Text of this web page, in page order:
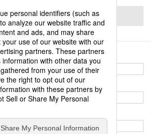
PageTop
ー